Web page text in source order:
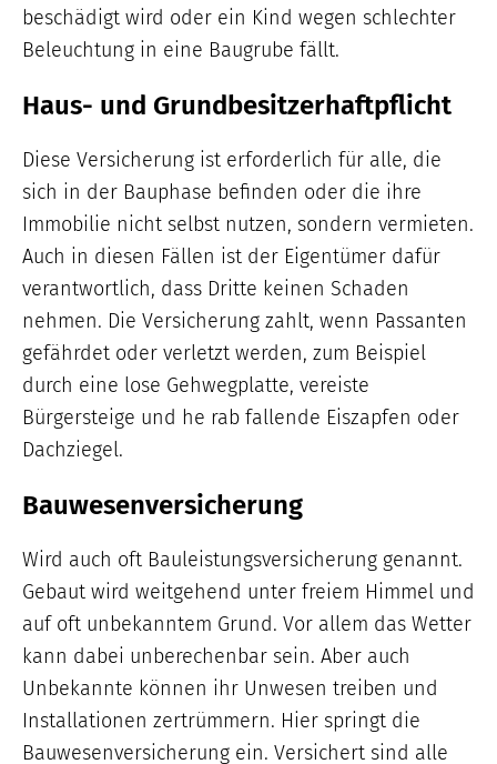
beschädigt wird oder ein Kind wegen schlechter
Beleuchtung in eine Baugrube fällt.
Haus- und Grundbesitzerhaftpflicht
Diese Versicherung ist erforderlich für alle, die
sich in der Bauphase befinden oder die ihre
Immobilie nicht selbst nutzen, sondern vermieten.
Auch in diesen Fällen ist der Eigentümer dafür
verantwortlich, dass Dritte keinen Schaden
nehmen. Die Versicherung zahlt, wenn Passanten
gefährdet oder verletzt werden, zum Beispiel
durch eine lose Gehwegplatte, vereiste
Bürgersteige und he rab fallende Eiszapfen oder
Dachziegel.
Bauwesenversicherung
Wird auch oft Bauleistungsversicherung genannt.
Gebaut wird weitgehend unter freiem Himmel und
auf oft unbekanntem Grund. Vor allem das Wetter
kann dabei unberechenbar sein. Aber auch
Unbekannte können ihr Unwesen treiben und
Installationen zertrümmern. Hier springt die
Bauwesenversicherung ein. Versichert sind alle